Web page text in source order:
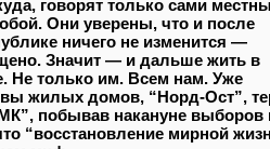
говорят только сами
Они уверены, что и после
ничего не изменится —
Значит — и дальше жить в
Не только им. Всем нам. Уже
жилых домов, “Норд-Ост”,
побывав накануне выборов
“восстановление мирной